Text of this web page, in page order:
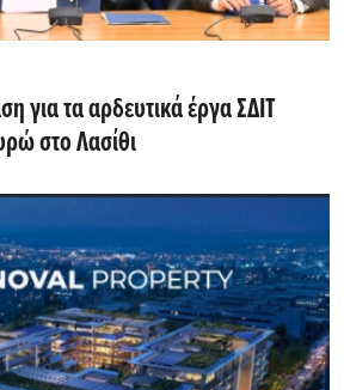
για τα αρδευτικά έργα ΣΔΙΤ
στο Λασίθι